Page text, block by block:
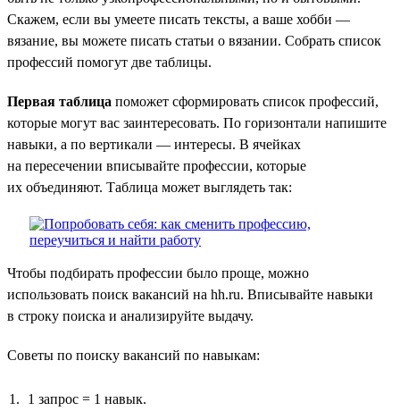
Скажем, если вы умеете писать тексты, а ваше хобби —
вязание, вы можете писать статьи о вязании. Собрать список
профессий помогут две таблицы.
Первая таблица поможет сформировать список профессий,
которые могут вас заинтересовать. По горизонтали напишите
навыки, а по вертикали — интересы. В ячейках
на пересечении вписывайте профессии, которые
их объединяют. Таблица может выглядеть так:
Чтобы подбирать профессии было проще, можно
использовать поиск вакансий на hh.ru. Вписывайте навыки
в строку поиска и анализируйте выдачу.
Советы по поиску вакансий по навыкам:
1 запрос = 1 навык.